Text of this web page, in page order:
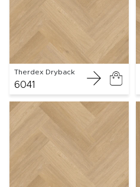
Therdex Dryback
6041